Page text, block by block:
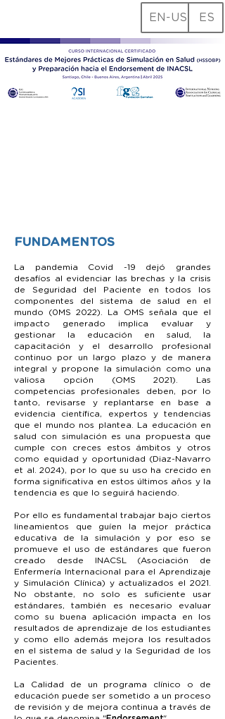
EN-US ES
FUNDAMENTOS
La pandemia Covid -19 dejó grandes
desafíos al evidenciar las brechas y la crisis
de Seguridad del Paciente en todos los
componentes del sistema de salud en el
mundo (0MS 2022). La OMS señala que el
impacto generado implica evaluar y
gestionar la educación en salud, la
capacitación y el desarrollo profesional
continuo por un largo plazo y de manera
integral y propone la simulación como una
valiosa opción (OMS 2021). Las
competencias profesionales deben, por lo
tanto, revisarse y replantarse en base a
evidencia científica, expertos y tendencias
que el mundo nos plantea. La educación en
salud con simulación es una propuesta que
cumple con creces estos ámbitos y otros
como equidad y oportunidad (Diaz-Navarro
et al. 2024), por lo que su uso ha crecido en
forma significativa en estos últimos años y la
tendencia es que lo seguirá haciendo.
Por ello es fundamental trabajar bajo ciertos
lineamientos que guíen la mejor práctica
educativa de la simulación y por eso se
promueve el uso de estándares que fueron
creado desde INACSL (Asociación de
Enfermería Internacional para el Aprendizaje
y Simulación Clínica) y actualizados el 2021.
No obstante, no solo es suficiente usar
estándares, también es necesario evaluar
como su buena aplicación impacta en los
resultados de aprendizaje de los estudiantes
y como ello además mejora los resultados
en el sistema de salud y la Seguridad de los
Pacientes.
La Calidad de un programa clínico o de
educación puede ser sometido a un proceso
de revisión y de mejora continua a través de